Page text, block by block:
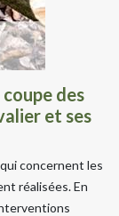
des
et ses
concernent les
réalisées. En